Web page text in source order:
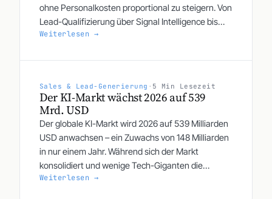
ohne Personalkosten proportional zu steigern. Von
Lead-Qualifizierung über Signal Intelligence bis
Outreach-Automatisierung: AI-Mitarbeiter
Sales-Teams, sich auf strategische Abschlüsse zu
Weiterlesen →
Sales & Lead-Generierung · 5 Min Lesezeit
Der KI-Markt wächst 2026 auf 539
Mrd. USD
Der globale KI-Markt wird 2026 auf 539 Milliarden
USD anwachsen – ein Zuwachs von 148 Milliarden
in nur einem Jahr. Während sich der Markt
konsolidiert und wenige Tech-Giganten die
Basismodelle dominieren, liegt die echte Chance
Weiterlesen →